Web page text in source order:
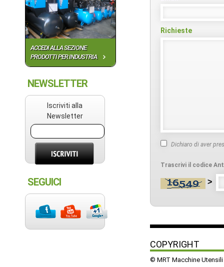
ACCEDI ALLA SEZIONE
PRODOTTI PER INDUSTRIA
NEWSLETTER
Iscriviti alla
Newsletter
SEGUICI
Richieste
Dichiaro di aver
Trascrivi il codice
>
COPYRIGHT
© MRT Macchine Utensili